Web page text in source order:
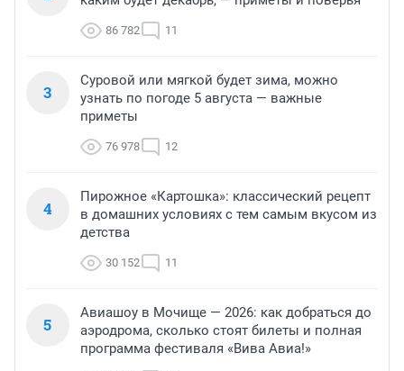
86 782 11
3
Суровой или мягкой будет зима, можно
узнать по погоде 5 августа — важные
приметы
76 978 12
4
Пирожное «Картошка»: классический рецепт
в домашних условиях с тем самым вкусом из
детства
30 152 11
5
Авиашоу в Мочище — 2026: как добраться до
аэродрома, сколько стоят билеты и полная
программа фестиваля «Вива Авиа!»